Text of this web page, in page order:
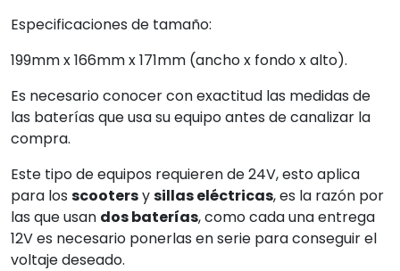
Especificaciones de tamaño:
199mm x 166mm x 171mm (ancho x fondo x alto).
Es necesario conocer con exactitud las medidas de
las baterías que usa su equipo antes de canalizar la
compra.
Este tipo de equipos requieren de 24V, esto aplica
para los scootersysillas eléctricas, es la razón por
las que usan dos baterías, como cada una entrega
12V es necesario ponerlas en serie para conseguir el
voltaje deseado.